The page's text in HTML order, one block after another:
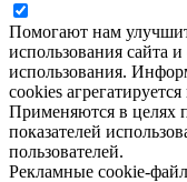
Помогают нам
использования сайта
использования.
cookies
Применяются в целях
показателей
пользователей.
Рекламные cookie-